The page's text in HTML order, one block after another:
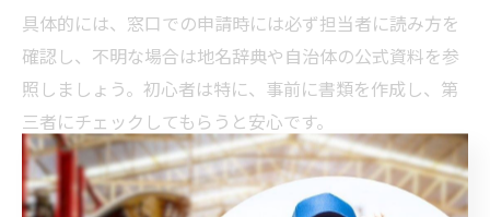
具体的には、窓口での申請時には必ず担当者に読み方を
確認し、不明な場合は地名辞典や自治体の公式資料を参
照しましょう。初心者は特に、事前に書類を作成し、第
三者にチェックしてもらうと安心です。
北海道での車検に必要な地名知識とは